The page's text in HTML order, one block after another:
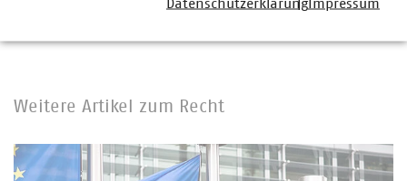
Weitere Artikel zum Recht